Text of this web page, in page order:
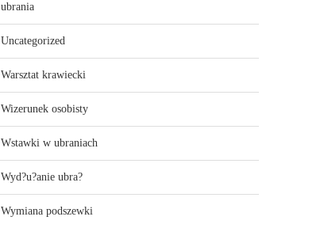
ubrania
Uncategorized
Warsztat krawiecki
Wizerunek osobisty
Wstawki w ubraniach
Wyd?u?anie ubra?
Wymiana podszewki